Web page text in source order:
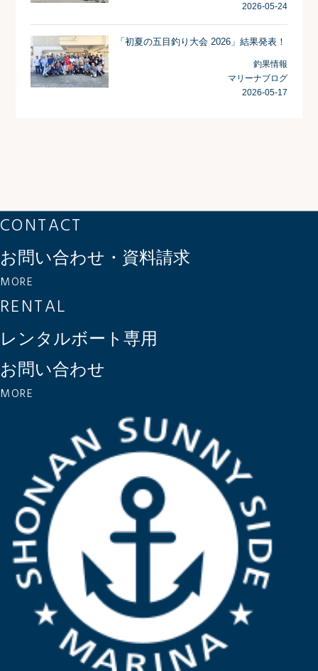
2026-05-24
「初夏の五目釣り大会 2026」結果発表！
釣果情報
マリーナブログ
2026-05-17
CONTACT
お問い合わせ・資料請求
MORE
RENTAL
レンタルボート専用
お問い合わせ
MORE